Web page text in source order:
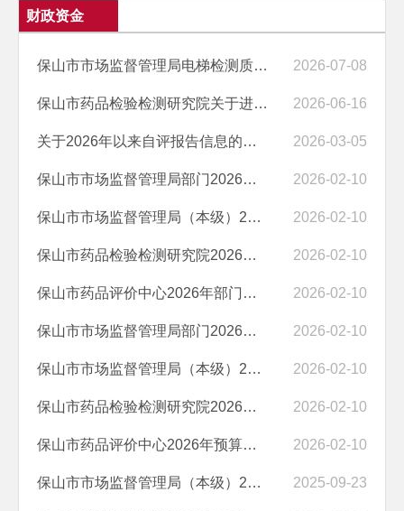
财政资金
保山市市场监督管理局电梯检测质量监督检查询价邀请函 2026-07-08
保山市药品检验检测研究院关于进行药品检验检测设备更新市场价格调查的公告 2026-06-16
关于2026年以来自评报告信息的情况说明 2026-03-05
保山市市场监督管理局部门2026年部门预算“三公”经费编制说明 2026-02-10
保山市市场监督管理局（本级）2026年部门 预算“三公”经费编制说明 2026-02-10
保山市药品检验检测研究院2026年部门预算“三公”经费编制说明 2026-02-10
保山市药品评价中心2026年部门预算“三公”经费编制说明 2026-02-10
保山市市场监督管理局部门2026年预算公开目录 2026-02-10
保山市市场监督管理局（本级）2026年预算公开目录 2026-02-10
保山市药品检验检测研究院2026年预算公开目录 2026-02-10
保山市药品评价中心2026年预算公开目录 2026-02-10
保山市市场监督管理局（本级）2024年度部门决算 2025-09-23